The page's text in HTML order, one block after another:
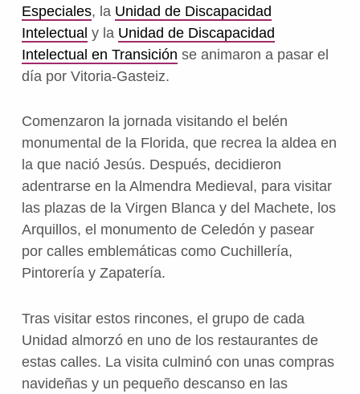
Especiales, la Unidad de Discapacidad
Intelectual y la Unidad de Discapacidad
Intelectual en Transición se animaron a pasar el
día por Vitoria-Gasteiz.
Comenzaron la jornada visitando el belén
monumental de la Florida, que recrea la aldea en
la que nació Jesús. Después, decidieron
adentrarse en la Almendra Medieval, para visitar
las plazas de la Virgen Blanca y del Machete, los
Arquillos, el monumento de Celedón y pasear
por calles emblemáticas como Cuchillería,
Pintorería y Zapatería.
Tras visitar estos rincones, el grupo de cada
Unidad almorzó en uno de los restaurantes de
estas calles. La visita culminó con unas compras
navideñas y un pequeño descanso en las